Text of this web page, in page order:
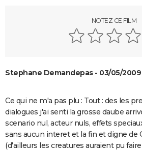
d'Ariel ? C'est celle d'une autre
Les Animaux fantastiques 3 :
a été remplacé par Mads
vaut-elle le coup ?
Donjons & Dragons le film :
annonce, séance, streaming...
Le Seigneur des Anneaux 1 :
été difficile pour les acteurs ?
Le Hobbit, un voyage inattendu
NOTEZ CE FILM
Stephane Demandepas - 03/05/2009
Ce qui ne m'a pas plu : Tout : des les
dialogues j'ai senti la grosse daube
scenario nul, acteur nuls, effets
sans aucun interet et la fin et digne de
(d'ailleurs les creatures auraient pu